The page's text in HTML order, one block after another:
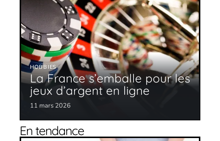
HOBBIES
La France s’emballe pour les
jeux d’argent en ligne
11 mars 2026
En tendance